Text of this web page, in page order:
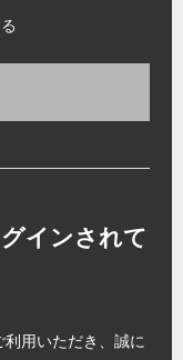
インされて
用いただき、誠に